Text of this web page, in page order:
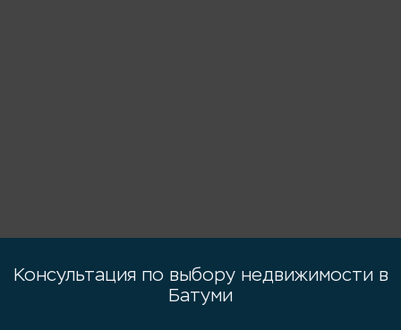
Консультация по выбору недвижимости в
Батуми